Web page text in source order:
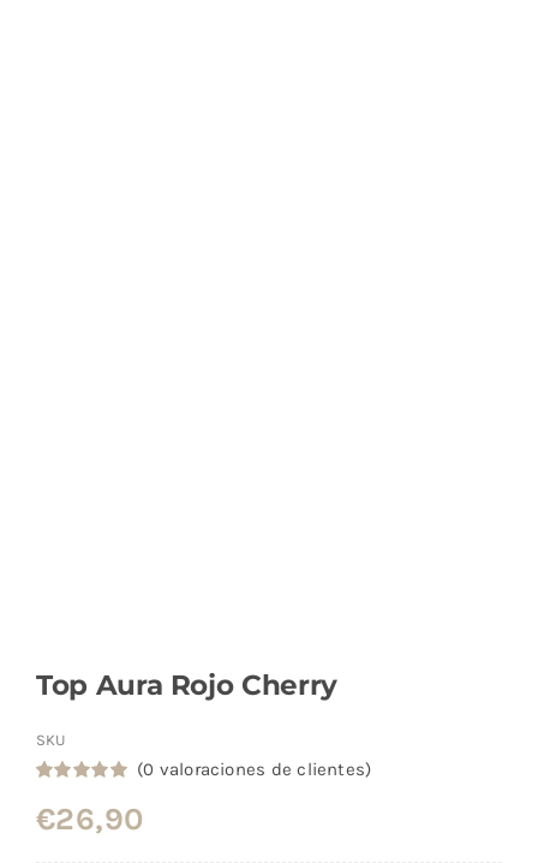
Top Aura Rojo Cherry
SKU
con5.00
de
5 en base a
(0 valoraciones de clientes)
€26,90